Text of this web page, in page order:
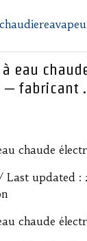
eau
– fabricant
chaude
Last updated :
chaude